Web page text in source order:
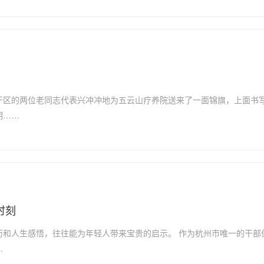
的两位老同志代表兴冲冲地为五云山疗养院送来了一面锦旗，上面书
……
刻
人生感悟，往往能为年轻人带来宝贵的启示。 作为杭州市唯一的干